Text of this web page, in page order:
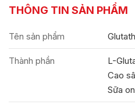
THÔNG TIN SẢN PHẨM
Tên sản phẩm
Thành phần
L-
Cao
Sữa